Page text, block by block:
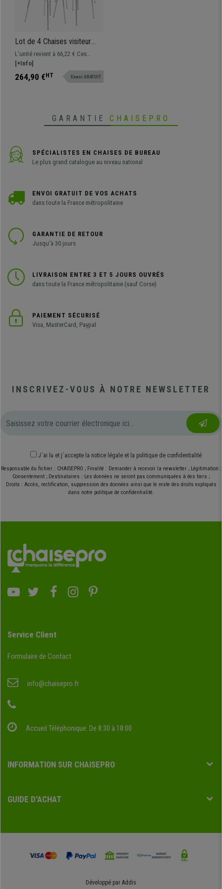
Lot de 4 Chaises visiteur
CARVALLO, Structure
Métallique, Empilables, Blanc
L'unité revient à 66,22 € Ces
chaises visiteur exclusives sont
votre grand allié pour offrir à vos
invités ou clients un siège de
[+Info]
264,90 €HT Envoi GRATUIT
GARANTIE CHAISEPRO
SPÉCIALISTES EN CHAISES DE BUREAU
Le plus grand catalogue au niveau national
ENVOI GRATUIT DE VOS ACHATS
dans toute la France métropolitaine
GARANTIE DE RETOUR
Jusqu'à 30 jours
LIVRAISON ENTRE 3 ET 5 JOURS OUVRÉS
dans toute la France métropolitaine (sauf Corse)
PAIEMENT SÉCURISÉ
Visa, MasterCard, Paypal
INSCRIVEZ-VOUS À NOTRE NEWSLETTER
J´ai lu et j´accepte la notice légale et la politique de confidentialité
Responsable du fichier : CHAISEPRO ; Finalité : Demander à recevoir la newsletter ; Légitimation :
Consentement ; Destinataires : Les données ne seront pas communiquées à des tiers ;
Droits : Accès, rectification, suppression des données ainsi que le reste des droits expliqués
dans notre politique de confidentialité.
Service Client
Formulaire de Contact
info@chaisepro.fr
Accueil Téléphonique: De 8:30 à 18:00
INFORMATION SUR CHAISEPRO
GUIDE D'ACHAT
Développé par Addis